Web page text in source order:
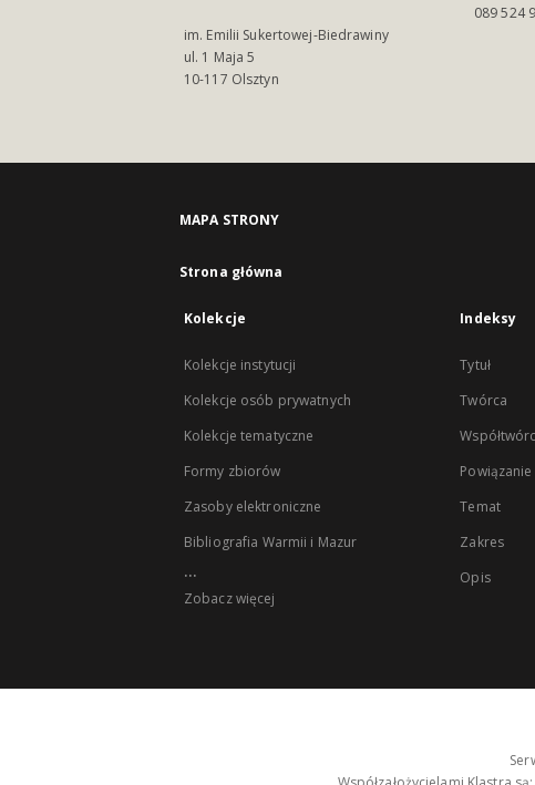
im. Emilii Sukertowej-Biedrawiny
ul. 1 Maja 5
10-117 Olsztyn
089 524
MAPA STRONY
Strona główna
Kolekcje
Kolekcje instytucji
Kolekcje osób prywatnych
Kolekcje tematyczne
Formy zbiorów
Zasoby elektroniczne
Bibliografia Warmii i Mazur
...
Zobacz więcej
Indeksy
Tytuł
Twórca
Powiązanie
Temat
Zakres
Opis